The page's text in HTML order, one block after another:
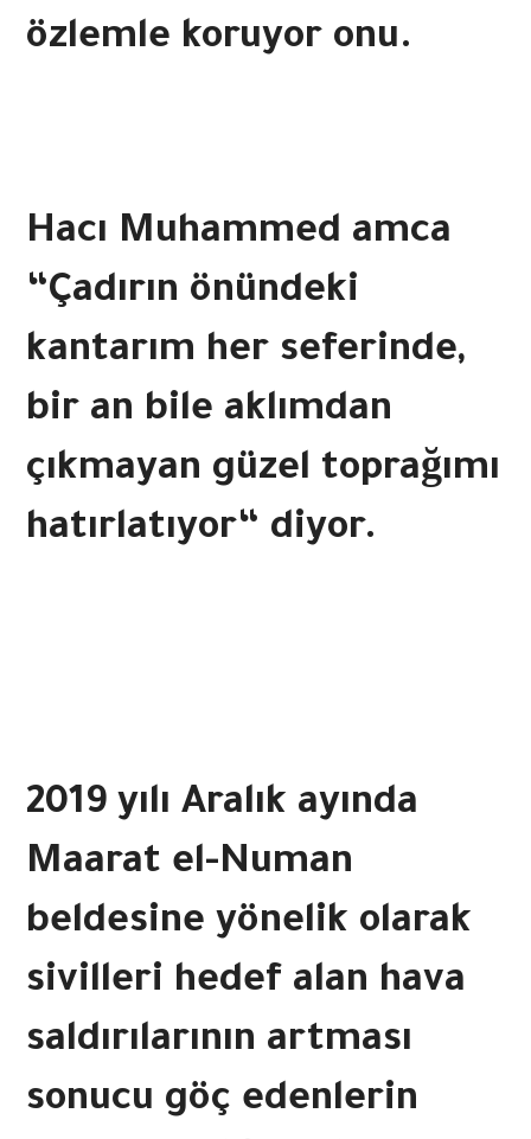
özlemle koruyor onu.
Hacı Muhammed amca
“Çadırın önündeki
kantarım her seferinde,
bir an bile aklımdan
çıkmayan güzel toprağımı
hatırlatıyor“ diyor.
2019 yılı Aralık ayında
Maarat el-Numan
beldesine yönelik olarak
sivilleri hedef alan hava
saldırılarının artması
sonucu göç edenlerin